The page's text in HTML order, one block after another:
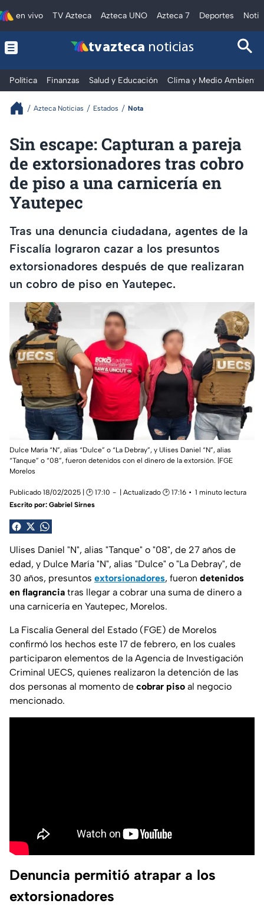
en vivo TV Azteca Azteca UNO Azteca 7 Deportes
tv azteca noticias
Política Finanzas Salud y Educación Clima y Medio Ambiente
Azteca Noticias Estados Nota
Sin escape: Capturan a pareja
de extorsionadores tras cobro
de piso a una carnicería en
Yautepec
Tras una denuncia ciudadana, agentes de la
Fiscalía lograron cazar a los presuntos
extorsionadores después de que realizaran
un cobro de piso en Yautepec.
Dulce María “N”, alias “Dulce” o “La Debray”, y Ulises Daniel “N”, alias
“Tanque” o “08”, fueron detenidos con el dinero de la extorsión. |FGE
Morelos
Publicado 18/02/2025 | 🕑 17:10 | Actualizado 🕑 17:16
1 minuto lectura
Escrito por: Gabriel Sirnes
Ulises Daniel "N", alias "Tanque" o "08", de 27 años de
edad, y Dulce María "N", alias "Dulce" o "La Debray", de
30 años, presuntos extorsionadores, fueron detenidos
en flagrancia tras llegar a cobrar una suma de dinero a
una carnicería en Yautepec, Morelos.
La Fiscalía General del Estado (FGE) de Morelos
confirmó los hechos este 17 de febrero, en los cuales
participaron elementos de la Agencia de Investigación
Criminal UECS, quienes realizaron la detención de las
dos personas al momento de cobrar piso al negocio
mencionado.
Denuncia permitió atrapar a los
extorsionadores